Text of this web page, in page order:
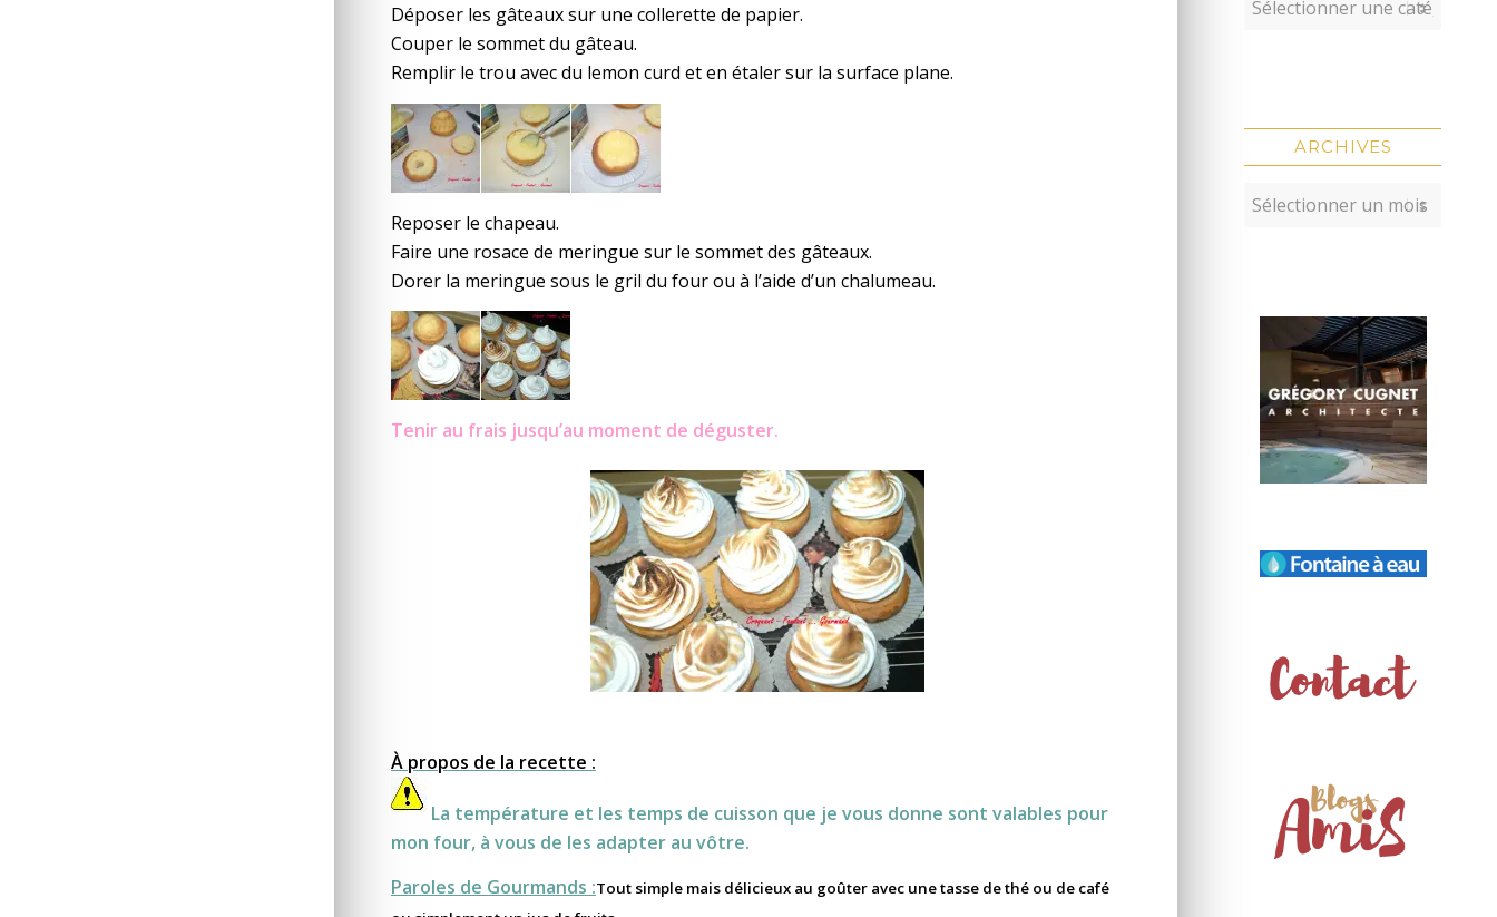
Déposer les gâteaux sur une collerette de papier.
Couper le sommet du gâteau.
Remplir le trou avec du lemon curd et en étaler sur la surface plane.
Reposer le chapeau.
Faire une rosace de meringue sur le sommet des gâteaux.
Dorer la meringue sous le gril du four ou à l’aide d’un chalumeau.
Tenir au frais jusqu’au moment de déguster.
À propos de la recette :
La température et les temps de cuisson que je vous donne sont valables pour
mon four, à vous de les adapter au vôtre.
Paroles de Gourmands :Tout simple mais délicieux au goûter avec une tasse de thé ou de café
ARCHIVES